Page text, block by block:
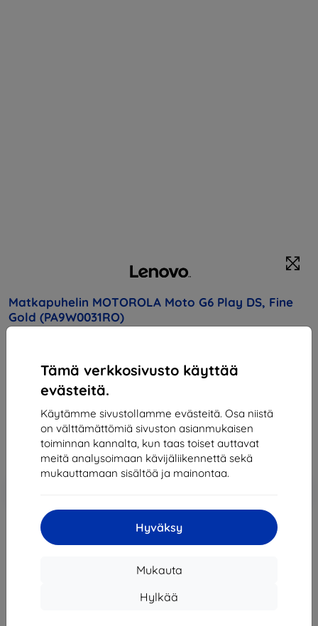
Tämä verkkosivusto käyttää
evästeitä.
Käytämme sivustollamme evästeitä. Osa niistä
on välttämättömiä sivuston asianmukaisen
toiminnan kannalta, kun taas toiset auttavat
meitä analysoimaan kävijäliikennettä sekä
mukauttamaan sisältöä ja mainontaa.
Hyväksy
Mukauta
Hylkää
Matkapuhelin MOTOROLA Moto G6 Play DS, Fine
Gold (PA9W0031RO)
lisävarusteista!
188,90 €
Hinta ilman ALV:tä 152,34 €
Loppuunmyyty